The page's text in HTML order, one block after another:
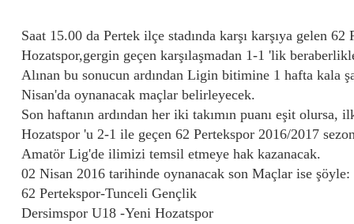
Dersim 1.Amatör kümede şampiyonluk
mücadelesi veren iki takımının karşılaşmasında
kazanan olmadı.
Saat 15.00 da Pertek ilçe stadında karşı karşıya gelen
Hozatspor,gergin geçen karşılaşmadan 1-1 'lik
Alınan bu sonucun ardından Ligin bitimine 1 hafta kala
Nisan'da oynanacak maçlar belirleyecek.
Son haftanın ardından her iki takımın puanı eşit olursa,
Hozatspor 'u 2-1 ile geçen 62 Pertekspor 2016/2017
Amatör Lig'de ilimizi temsil etmeye hak kazanacak.
02 Nisan 2016 tarihinde oynanacak son Maçlar ise şöyle:
62 Pertekspor-Tunceli Gençlik
Dersimspor U18 -Yeni Hozatspor